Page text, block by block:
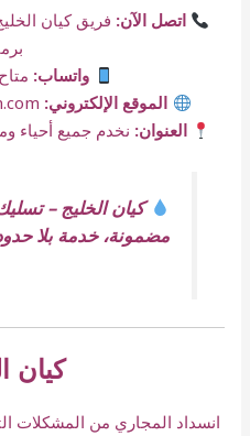
اتصل الآن: فريق كيان
واتساب: متاح 24 ساعة يوميًا
الموقع الإلكتروني:
العنوان: نخدم جميع أحياء
كيان الخليج –
مضمونة، خدمة بلا
كيان
انسداد المجاري من المشكلات